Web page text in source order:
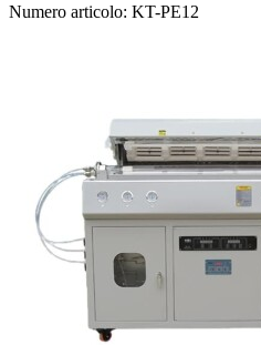
Numero articolo: KT-PE12